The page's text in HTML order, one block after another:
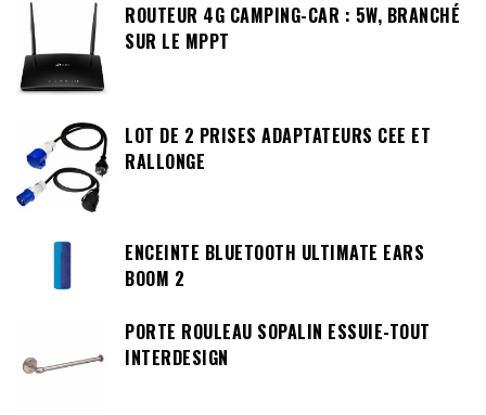
ROUTEUR 4G CAMPING-CAR : 5W, BRANCHÉ
SUR LE MPPT
LOT DE 2 PRISES ADAPTATEURS CEE ET
RALLONGE
ENCEINTE BLUETOOTH ULTIMATE EARS
BOOM 2
PORTE ROULEAU SOPALIN ESSUIE-TOUT
INTERDESIGN